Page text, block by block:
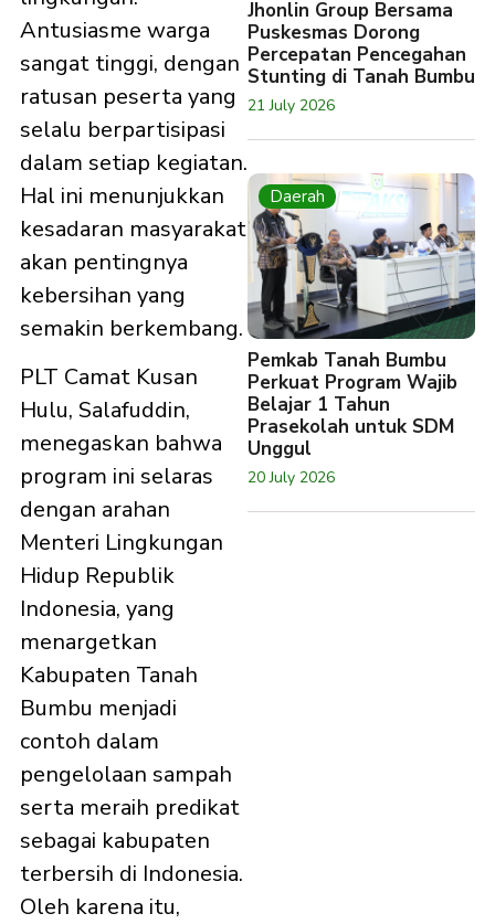
Antusiasme warga
sangat tinggi, dengan
ratusan peserta yang
selalu berpartisipasi
dalam setiap kegiatan.
Hal ini menunjukkan
kesadaran masyarakat
akan pentingnya
kebersihan yang
semakin berkembang.
PLT Camat Kusan
Hulu, Salafuddin,
menegaskan bahwa
program ini selaras
dengan arahan
Menteri Lingkungan
Hidup Republik
Indonesia, yang
menargetkan
Kabupaten Tanah
Bumbu menjadi
contoh dalam
pengelolaan sampah
serta meraih predikat
sebagai kabupaten
terbersih di Indonesia.
Oleh karena itu,
Jhonlin Group Bersama
Puskesmas Dorong
Percepatan Pencegahan
Stunting di Tanah Bumbu
21 July 2026
Daerah
Pemkab Tanah Bumbu
Perkuat Program Wajib
Belajar 1 Tahun
Prasekolah untuk SDM
Unggul
20 July 2026